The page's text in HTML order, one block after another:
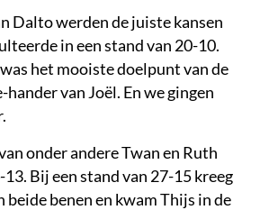
Dalto werden de juiste kansen
in een stand van 20-10.
het mooiste doelpunt van de
van Joël. En we gingen
onder andere Twan en Ruth
Bij een stand van 27-15 kreeg
beide benen en kwam Thijs in de